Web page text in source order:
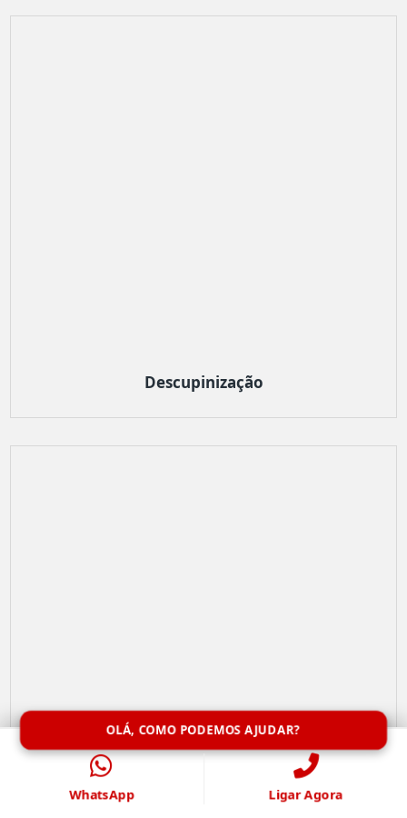
Descupinização
Limpeza de Caixa de Água
OLÁ, COMO PODEMOS AJUDAR?
WhatsApp Ligar Agora